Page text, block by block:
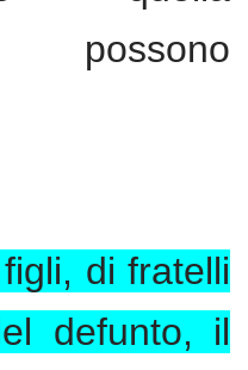
possono
di fratelli
defunto, il